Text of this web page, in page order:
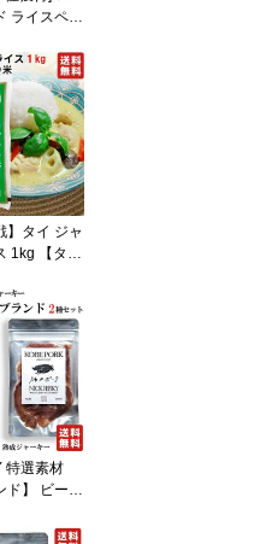
ライスペー
の皮 22cm
い極薄タ
で紹介さ
ライスペ
グルテン
不使用 フ
きにも最適
】タイ ジャ
1kg 【タイ
ン、カレ
に】タイ
り米 Jasmi
ジャスミン
料理 ゴー
ス
特選素材
ド】 ビーフ
ークジャ
べセット